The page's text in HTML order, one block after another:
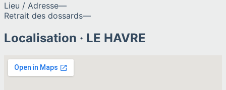
Lieu / Adresse—
Retrait des dossards—
Localisation · LE HAVRE